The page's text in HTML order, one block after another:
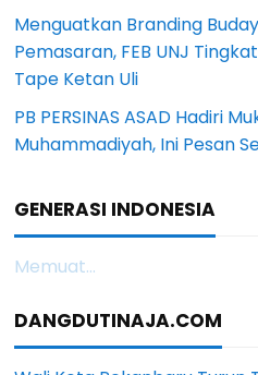
Menguatkan Branding
Pemasaran, FEB UNJ
Tape Ketan Uli
PB PERSINAS ASAD Hadiri
Muhammadiyah, Ini Pesan
GENERASI INDONESIA
Memuat...
DANGDUTINAJA.COM